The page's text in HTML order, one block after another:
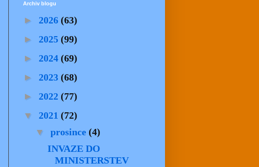
Archiv blogu
► 2026 (63)
► 2025 (99)
► 2024 (69)
► 2023 (68)
► 2022 (77)
▼ 2021 (72)
▼ prosince (4)
INVAZE DO
MINISTERSTEV